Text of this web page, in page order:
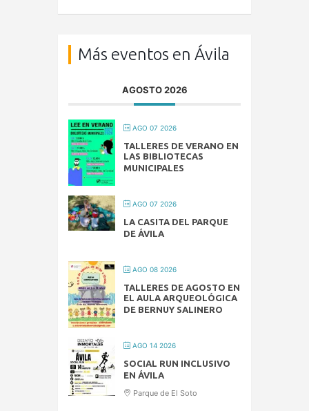
Más eventos en Ávila
AGOSTO 2026
AGO 07 2026
TALLERES DE VERANO EN
LAS BIBLIOTECAS
MUNICIPALES
AGO 07 2026
LA CASITA DEL PARQUE
DE ÁVILA
AGO 08 2026
TALLERES DE AGOSTO EN
EL AULA ARQUEOLÓGICA
DE BERNUY SALINERO
AGO 14 2026
SOCIAL RUN INCLUSIVO
EN ÁVILA
Parque de El Soto